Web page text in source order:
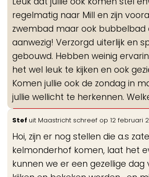
regelmatig naar Mill en zijn
zwembad maar ook bubbelbad
aanwezig! Verzorgd uiterlijk en
gebouwd. Hebben weinig
het wel leuk te kijken en ook
Komen jullie ook de zondag in
jullie wellicht te herkennen.
Stef uit Maastricht schreef op 12 februari
Hoi, zijn er nog stellen die a.s
kelmonderhof komen, laat het
kunnen we er een gezellige dag